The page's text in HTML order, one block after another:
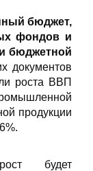
бюджет,
фондов и
бюджетной
документов
роста ВВП
продукции
будет